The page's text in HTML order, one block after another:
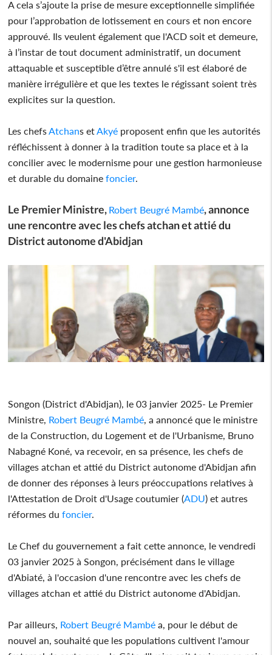
A cela s’ajoute la prise de mesure exceptionnelle simplifiée
pour l’approbation de lotissement en cours et non encore
approuvé. Ils veulent également que l'ACD soit et demeure,
à l’instar de tout document administratif, un document
attaquable et susceptible d’être annulé s'il est élaboré de
manière irrégulière et que les textes le régissant soient très
explicites sur la question.
Les chefs Atchans et Akyé proposent enfin que les autorités
réfléchissent à donner à la tradition toute sa place et à la
concilier avec le modernisme pour une gestion harmonieuse
et durable du domainefoncier.
Le Premier Ministre, Robert Beugré Mambé, annonce
une rencontre avec les chefs atchan et attié du
District autonome d'Abidjan
Songon (District d'Abidjan), le 03 janvier 2025- Le Premier
Ministre, Robert Beugré Mambé , a annoncé que le ministre
de la Construction, du Logement et de l'Urbanisme, Bruno
Nabagné Koné, va recevoir, en sa présence, les chefs de
villages atchan et attié du District autonome d'Abidjan afin
de donner des réponses à leurs préoccupations relatives à
l'Attestation de Droit d'Usage coutumier (ADU) et autres
réformes dufoncier.
Le Chef du gouvernement a fait cette annonce, le vendredi
03 janvier 2025 à Songon, précisément dans le village
d'Abiaté, à l'occasion d'une rencontre avec les chefs de
villages atchan et attié du District autonome d'Abidjan.
Par ailleurs, Robert Beugré Mambé a, pour le début de
nouvel an, souhaité que les populations cultivent l'amour